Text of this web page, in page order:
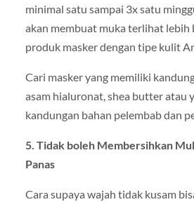
minimal satu sampai 3x satu
akan membuat muka terlihat lebih
produk masker dengan tipe kulit
Cari masker yang memiliki
asam hialuronat, shea butter atau
kandungan bahan pelembab dan
5. Tidak boleh Membersihkan
Panas
Cara supaya wajah tidak kusam